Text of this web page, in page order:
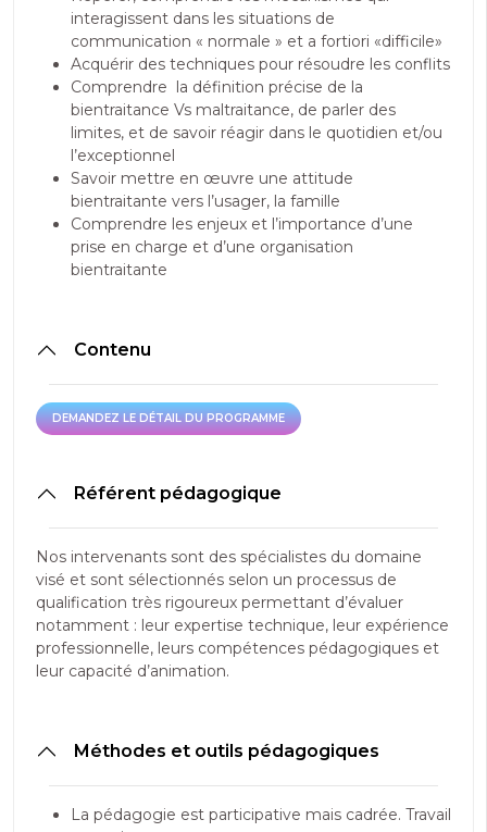
interagissent dans les situations de
communication « normale » et a fortiori «difficile»
Acquérir des techniques pour résoudre les conflits
Comprendre la définition précise de la
bientraitance Vs maltraitance, de parler des
limites, et de savoir réagir dans le quotidien et/ou
l’exceptionnel
Savoir mettre en œuvre une attitude
bientraitante vers l’usager, la famille
Comprendre les enjeux et l’importance d’une
prise en charge et d’une organisation
bientraitante
Contenu
DEMANDEZ LE DÉTAIL DU PROGRAMME
DEMANDEZ LE DÉTAIL DU PROGRAMME
Référent pédagogique
Nos intervenants sont des spécialistes du domaine
visé et sont sélectionnés selon un processus de
qualification très rigoureux permettant d’évaluer
notamment : leur expertise technique, leur expérience
professionnelle, leurs compétences pédagogiques et
leur capacité d’animation.
Méthodes et outils pédagogiques
La pédagogie est participative mais cadrée. Travail